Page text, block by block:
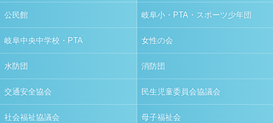
公民館 岐阜小・PTA・スポーツ少年団
岐阜中央中学校・PTA 女性の会
水防団 消防団
交通安全協会 民生児童委員会協議会
社会福祉協議会 母子福祉会